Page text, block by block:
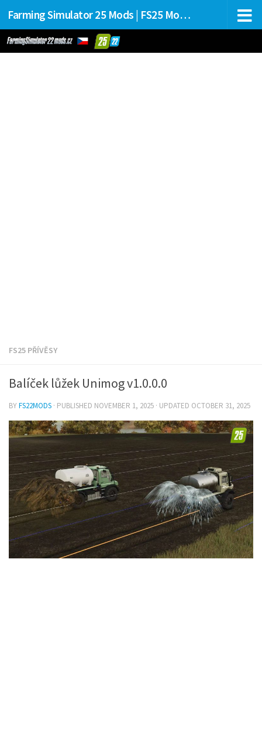
Farming Simulator 25 Mods | FS25 Mods Stahování
FS25 PŘÍVĚSY
Balíček lůžek Unimog v1.0.0.0
BYFS22MODS · PUBLISHED NOVEMBER 1, 2025 · UPDATED OCTOBER 31, 2025